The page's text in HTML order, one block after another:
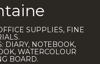
SUPPLIES, FINE
DIARY, NOTEBOOK,
WATERCOLOUR
BOARD.